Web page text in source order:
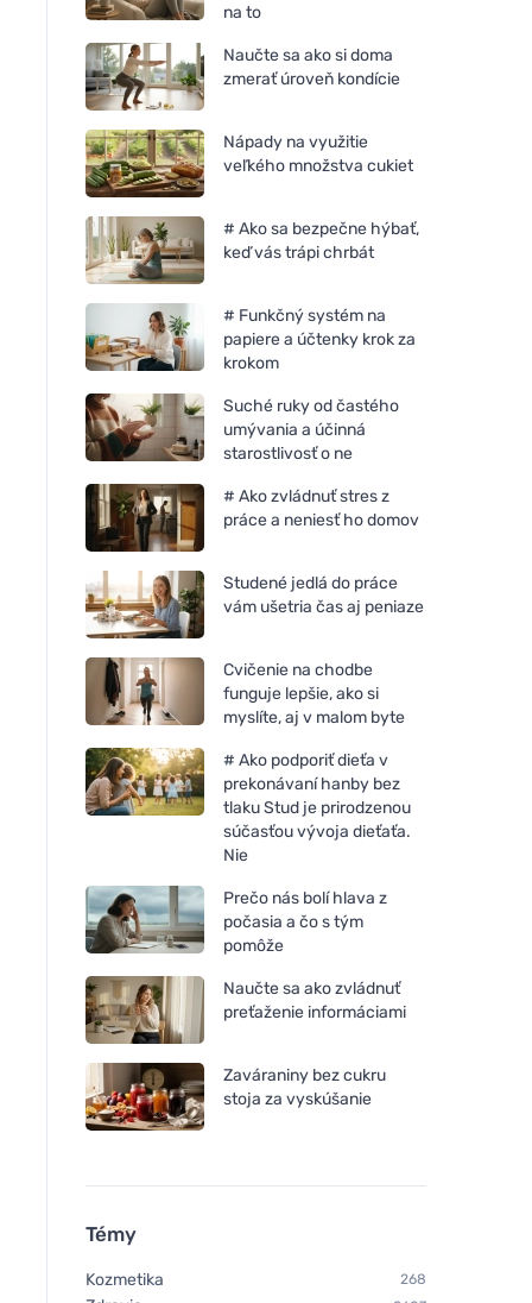
na to
Naučte sa ako si doma
zmerať úroveň kondície
Nápady na využitie
veľkého množstva cukiet
# Ako sa bezpečne hýbať,
keď vás trápi chrbát
# Funkčný systém na
papiere a účtenky krok za
krokom
Suché ruky od častého
umývania a účinná
starostlivosť o ne
# Ako zvládnuť stres z
práce a neniesť ho domov
Studené jedlá do práce
vám ušetria čas aj peniaze
Cvičenie na chodbe
funguje lepšie, ako si
myslíte, aj v malom byte
# Ako podporiť dieťa v
prekonávaní hanby bez
tlaku Stud je prirodzenou
súčasťou vývoja dieťaťa.
Nie
Prečo nás bolí hlava z
počasia a čo s tým
pomôže
Naučte sa ako zvládnuť
preťaženie informáciami
Zaváraniny bez cukru
stoja za vyskúšanie
Témy
Kozmetika 268